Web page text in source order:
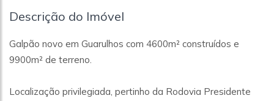
Descrição do Imóvel
Galpão novo em Guarulhos com 4600m² construídos e
9900m² de terreno.
Localização privilegiada, pertinho da Rodovia Presidente